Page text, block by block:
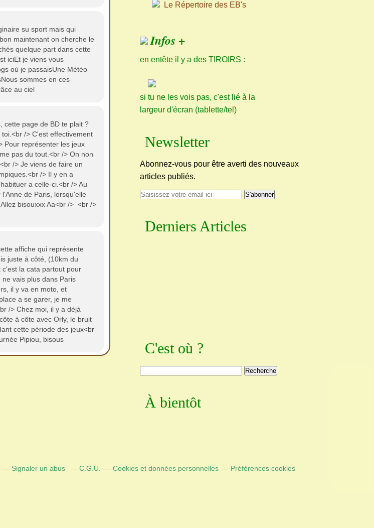
su sport mais qui
maintenant on cherche le
quelque part dans cette
iciEt je viens vous
où je passaisUne Météo
sommes en ces
au ciel
cette page de BD te plait ?
/> C'est effectivement
Pour représenter les jeux
pas du tout.<br /> On non
/> Je viens de faire un
/> Il y en a
a celle-ci.<br /> Au
de Paris, lorsqu'elle
bisouxxx Aa<br /> <br />
affiche qui représente
juste à côté, (10km du
la cata partout pour
vais plus dans Paris
il y va en moto, et
a se garer, je me
/> Chez moi, il y a déjà
à côte avec Orly, le bruit
cette période des jeux<br
Pipiou, bisous
Le Répertoire des EB's
Infos +
en entête il y a des TIROIRS :
si tu ne les vois pas, c'est lié à la
largeur d'écran (tablette/tel)
Newsletter
Abonnez-vous pour être averti des nouveaux
articles publiés.
Derniers Articles
C'est où ?
À bientôt
Signaler un abus C.G.U. Cookies et données personnelles Préférences cookies